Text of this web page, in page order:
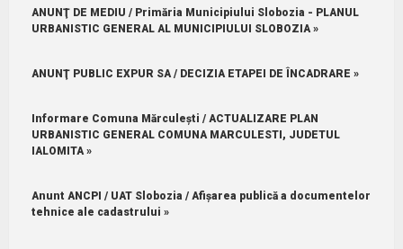
ANUNŢ DE MEDIU / Primăria Municipiului Slobozia - PLANUL
URBANISTIC GENERAL AL MUNICIPIULUI SLOBOZIA »
ANUNŢ PUBLIC EXPUR SA / DECIZIA ETAPEI DE ÎNCADRARE »
Informare Comuna Mărculești / ACTUALIZARE PLAN
URBANISTIC GENERAL COMUNA MARCULESTI, JUDETUL
IALOMITA »
Anunt ANCPI / UAT Slobozia / Afișarea publică a documentelor
tehnice ale cadastrului »